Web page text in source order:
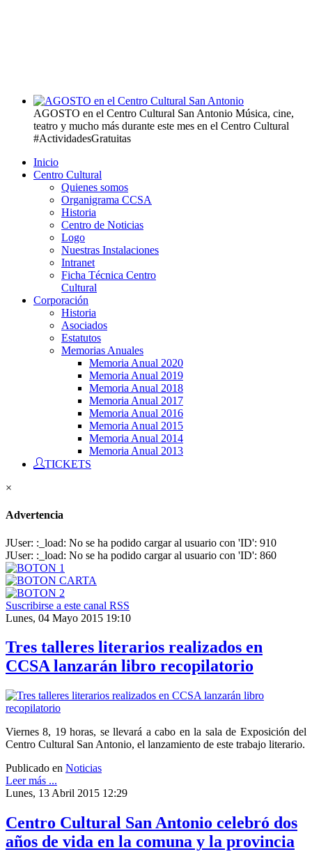
AGOSTO en el Centro Cultural San Antonio Música, cine,
teatro y mucho más durante este mes en el Centro Cultural
#ActividadesGratuitas
Inicio
Centro Cultural
Quienes somos
Organigrama CCSA
Historia
Centro de Noticias
Logo
Nuestras Instalaciones
Intranet
Ficha Técnica Centro
Cultural
Corporación
Historia
Asociados
Estatutos
Memorias Anuales
Memoria Anual 2020
Memoria Anual 2019
Memoria Anual 2018
Memoria Anual 2017
Memoria Anual 2016
Memoria Anual 2015
Memoria Anual 2014
Memoria Anual 2013
TICKETS
×
Advertencia
JUser: :_load: No se ha podido cargar al usuario con 'ID': 910
JUser: :_load: No se ha podido cargar al usuario con 'ID': 860
Suscribirse a este canal RSS
Lunes, 04 Mayo 2015 19:10
Tres talleres literarios realizados en
CCSA lanzarán libro recopilatorio
Viernes 8, 19 horas, se llevará a cabo en la sala de Exposición del
Centro Cultural San Antonio, el lanzamiento de este trabajo literario.
Publicado en Noticias
Leer más ...
Lunes, 13 Abril 2015 12:29
Centro Cultural San Antonio celebró dos
años de vida en la comuna y la provincia